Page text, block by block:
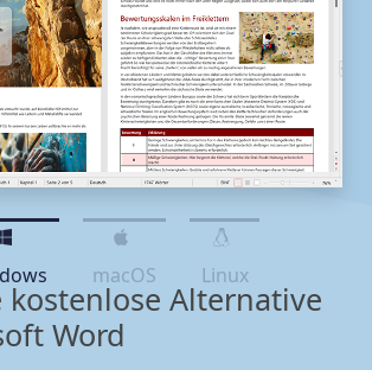
macOS Linux
kostenlose Alternative
Word